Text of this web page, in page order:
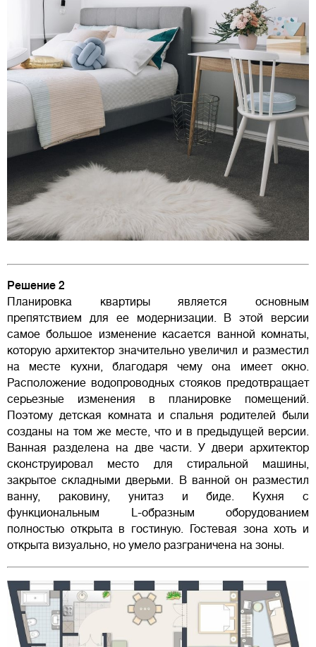
Решение 2
Планировка квартиры является основным
препятствием для ее модернизации. В этой версии
самое большое изменение касается ванной комнаты,
которую архитектор значительно увеличил и разместил
на месте кухни, благодаря чему она имеет окно.
Расположение водопроводных стояков предотвращает
серьезные изменения в планировке помещений.
Поэтому детская комната и спальня родителей были
созданы на том же месте, что и в предыдущей версии.
Ванная разделена на две части. У двери архитектор
сконструировал место для стиральной машины,
закрытое складными дверьми. В ванной он разместил
ванну, раковину, унитаз и биде. Кухня с
функциональным L-образным оборудованием
полностью открыта в гостиную. Гостевая зона хоть и
открыта визуально, но умело разграничена на зоны.